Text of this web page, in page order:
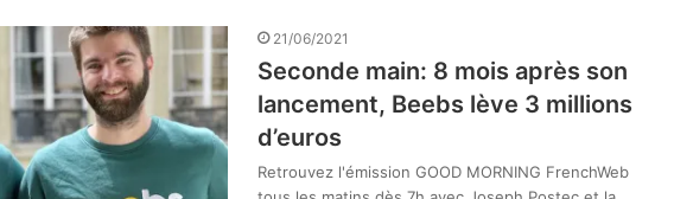
21/06/2021
Seconde main: 8 mois après son
lancement, Beebs lève 3 millions
d’euros
Retrouvez l'émission GOOD MORNING FrenchWeb